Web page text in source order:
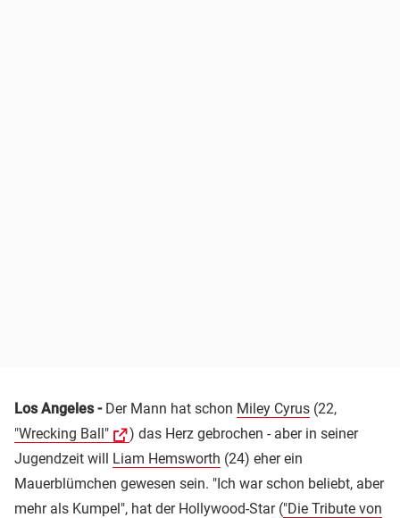
Los Angeles -Der Mann hat schon Miley Cyrus (22,
"Wrecking Ball"
) das Herz gebrochen - aber in seiner
Jugendzeit will Liam Hemsworth (24) eher ein
Mauerblümchen gewesen sein. "Ich war schon beliebt, aber
mehr als Kumpel", hat der Hollywood-Star ("Die Tribute von